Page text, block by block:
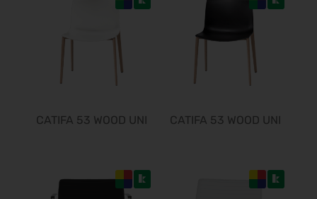
CATIFA 53 WOOD UNI CATIFA 53 WOOD UNI